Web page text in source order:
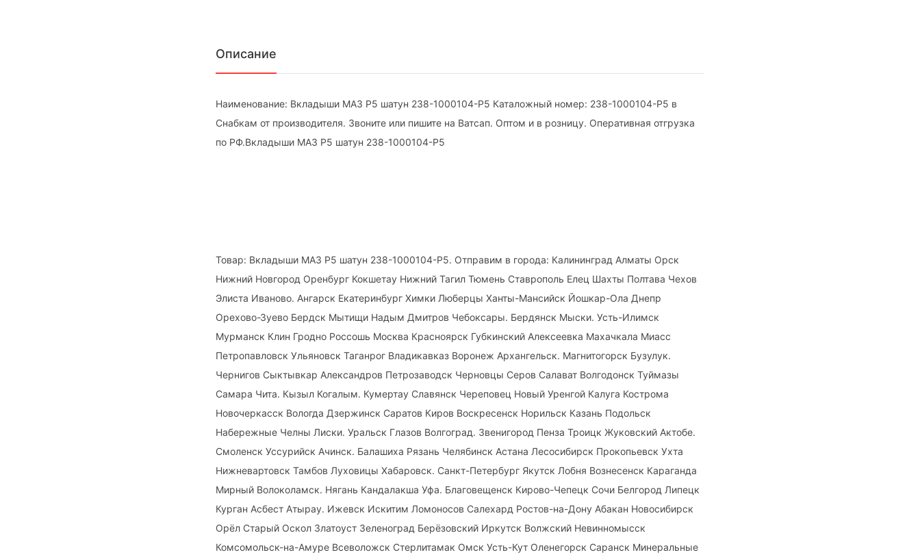
Описание
Наименование: Вкладыши МАЗ Р5 шатун 238-1000104-Р5 Каталожный номер: 238-1000104-Р5 в
Снабкам от производителя. Звоните или пишите на Ватсап. Оптом и в розницу. Оперативная отгрузка
по РФ.Вкладыши МАЗ Р5 шатун 238-1000104-Р5
Товар: Вкладыши МАЗ Р5 шатун 238-1000104-Р5. Отправим в города: Калининград Алматы Орск
Нижний Новгород Оренбург Кокшетау Нижний Тагил Тюмень Ставрополь Елец Шахты Полтава Чехов
Элиста Иваново. Ангарск Екатеринбург Химки Люберцы Ханты-Мансийск Йошкар-Ола Днепр
Орехово-Зуево Бердск Мытищи Надым Дмитров Чебоксары. Бердянск Мыски. Усть-Илимск
Мурманск Клин Гродно Россошь Москва Красноярск Губкинский Алексеевка Махачкала Миасс
Петропавловск Ульяновск Таганрог Владикавказ Воронеж Архангельск. Магнитогорск Бузулук.
Чернигов Сыктывкар Александров Петрозаводск Черновцы Серов Салават Волгодонск Туймазы
Самара Чита. Кызыл Когалым. Кумертау Славянск Череповец Новый Уренгой Калуга Кострома
Новочеркасск Вологда Дзержинск Саратов Киров Воскресенск Норильск Казань Подольск
Набережные Челны Лиски. Уральск Глазов Волгоград. Звенигород Пенза Троицк Жуковский Актобе.
Смоленск Уссурийск Ачинск. Балашиха Рязань Челябинск Астана Лесосибирск Прокопьевск Ухта
Нижневартовск Тамбов Луховицы Хабаровск. Санкт-Петербург Якутск Лобня Вознесенск Караганда
Мирный Волоколамск. Нягань Кандалакша Уфа. Благовещенск Кирово-Чепецк Сочи Белгород Липецк
Курган Асбест Атырау. Ижевск Искитим Ломоносов Салехард Ростов-на-Дону Абакан Новосибирск
Орёл Старый Оскол Златоуст Зеленоград Берёзовский Иркутск Волжский Невинномысск
Комсомольск-на-Амуре Всеволожск Стерлитамак Омск Усть-Кут Оленегорск Саранск Минеральные